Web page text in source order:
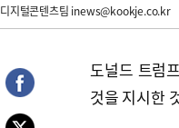
디지털콘텐츠팀 inews@kookje.co.kr
도널드 트럼
것을 지시한